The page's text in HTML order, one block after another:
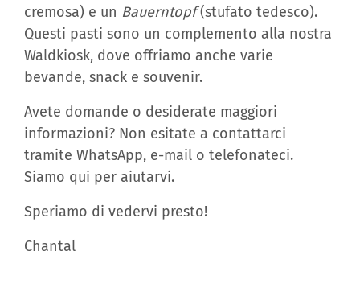
cremosa) e un Bauerntopf(stufato tedesco).
Questi pasti sono un complemento alla nostra
Waldkiosk, dove offriamo anche varie
bevande, snack e souvenir.
Avete domande o desiderate maggiori
informazioni? Non esitate a contattarci
tramite WhatsApp, e-mail o telefonateci.
Siamo qui per aiutarvi.
Speriamo di vedervi presto!
Chantal